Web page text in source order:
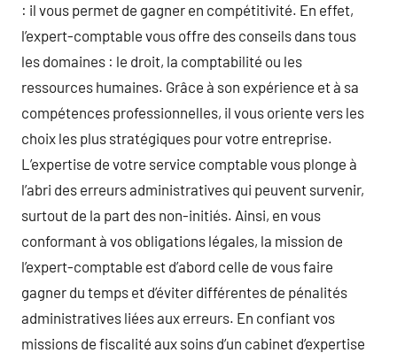
: il vous permet de gagner en compétitivité. En effet,
l’expert-comptable vous offre des conseils dans tous
les domaines : le droit, la comptabilité ou les
ressources humaines. Grâce à son expérience et à sa
compétences professionnelles, il vous oriente vers les
choix les plus stratégiques pour votre entreprise.
L’expertise de votre service comptable vous plonge à
l’abri des erreurs administratives qui peuvent survenir,
surtout de la part des non-initiés. Ainsi, en vous
conformant à vos obligations légales, la mission de
l’expert-comptable est d’abord celle de vous faire
gagner du temps et d’éviter différentes de pénalités
administratives liées aux erreurs. En confiant vos
missions de fiscalité aux soins d’un cabinet d’expertise